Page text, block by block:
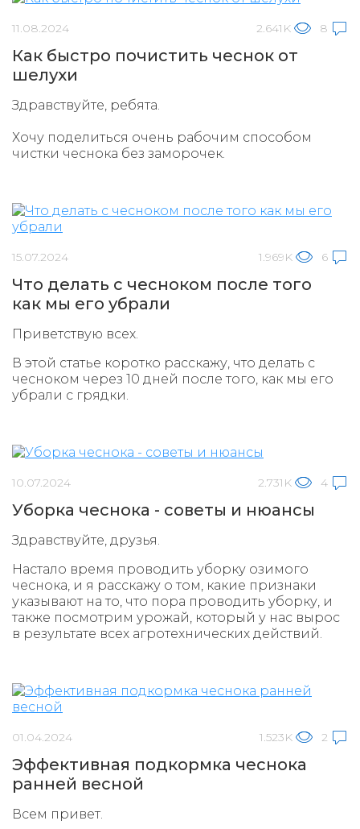
11.08.2024 2.641K 8
Как быстро почистить чеснок от
шелухи
Здравствуйте, ребята.
Хочу поделиться очень рабочим способом
чистки чеснока без заморочек.
15.07.2024 1.969K 6
Что делать с чесноком после того
как мы его убрали
Приветствую всех.
В этой статье коротко расскажу, что делать с
чесноком через 10 дней после того, как мы его
убрали с грядки.
10.07.2024 2.731K 4
Уборка чеснока - советы и нюансы
Здравствуйте, друзья.
Настало время проводить уборку озимого
чеснока, и я расскажу о том, какие признаки
указывают на то, что пора проводить уборку, и
также посмотрим урожай, который у нас вырос
в результате всех агротехнических действий.
01.04.2024 1.523K 2
Эффективная подкормка чеснока
ранней весной
Всем привет.